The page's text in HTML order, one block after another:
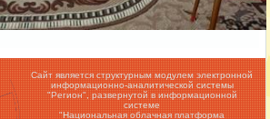
Сайт является структурным модулем электронной
информационно-аналитической системы
"Регион",развернутой в информационной
системе
"Национальная облачная платформа